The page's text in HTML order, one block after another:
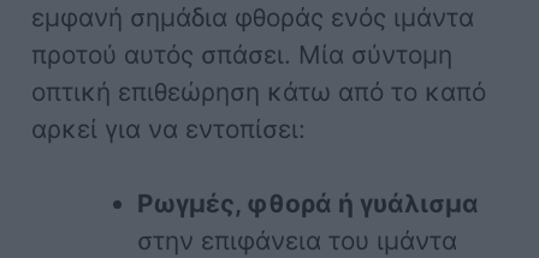
εμφανή σημάδια φθοράς ενός ιμάντα
προτού αυτός σπάσει. Μία σύντομη
οπτική επιθεώρηση κάτω από το καπό
αρκεί για να εντοπίσει:
Ρωγμές, φθορά ή γυάλισμα
στην επιφάνεια του ιμάντα